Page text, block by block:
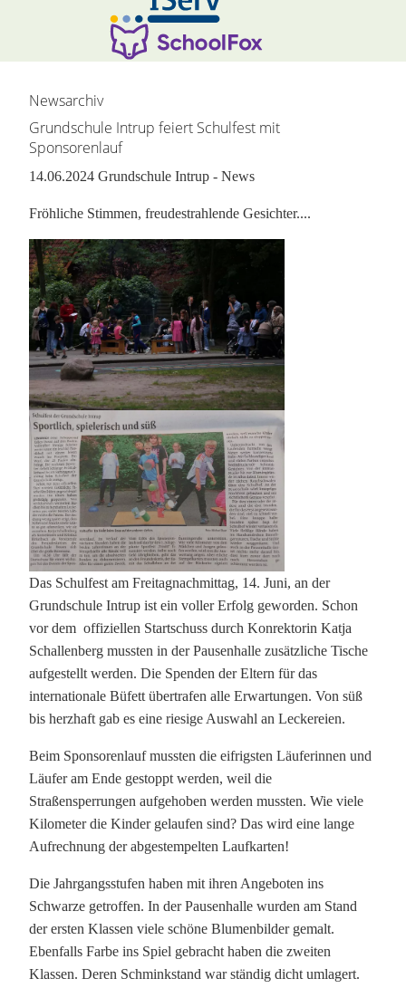
zur Randspalte springen
Newsarchiv
Grundschule Intrup feiert Schulfest mit
Sponsorenlauf
14.06.2024 Grundschule Intrup - News
Fröhliche Stimmen, freudestrahlende Gesichter....
Das Schulfest am Freitagnachmittag, 14. Juni, an der
Grundschule Intrup ist ein voller Erfolg geworden. Schon
vor dem offiziellen Startschuss durch Konrektorin Katja
Schallenberg mussten in der Pausenhalle zusätzliche Tische
aufgestellt werden. Die Spenden der Eltern für das
internationale Büfett übertrafen alle Erwartungen. Von süß
bis herzhaft gab es eine riesige Auswahl an Leckereien.
Beim Sponsorenlauf mussten die eifrigsten Läuferinnen und
Läufer am Ende gestoppt werden, weil die
Straßensperrungen aufgehoben werden mussten. Wie viele
Kilometer die Kinder gelaufen sind? Das wird eine lange
Aufrechnung der abgestempelten Laufkarten!
Die Jahrgangsstufen haben mit ihren Angeboten ins
Schwarze getroffen. In der Pausenhalle wurden am Stand
der ersten Klassen viele schöne Blumenbilder gemalt.
Ebenfalls Farbe ins Spiel gebracht haben die zweiten
Klassen. Deren Schminkstand war ständig dicht umlagert.